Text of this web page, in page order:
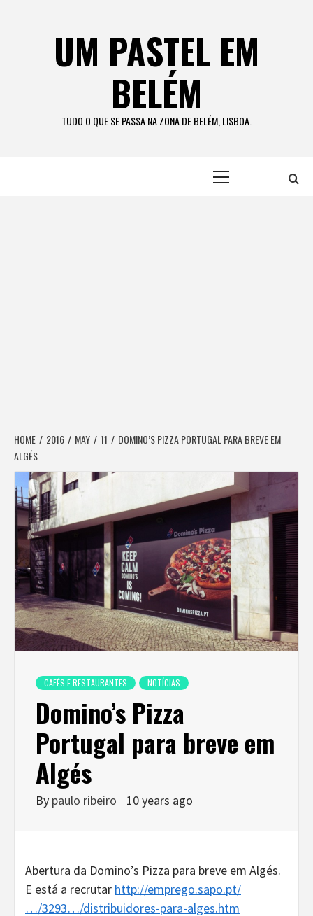
UM PASTEL EM
BELÉM
TUDO O QUE SE PASSA NA ZONA DE BELÉM, LISBOA.
HOME 2016 MAY 11
DOMINO’S PIZZA PORTUGAL PARA BREVE EM
ALGÉS
CAFÉS E RESTAURANTES NOTÍCIAS
Domino’s Pizza
Portugal para breve em
Algés
By paulo ribeiro 10 years ago
Abertura da Domino’s Pizza para breve em Algés.
E está a recrutar http://emprego.sapo.pt/
…/3293…/distribuidores-para-alges.htm